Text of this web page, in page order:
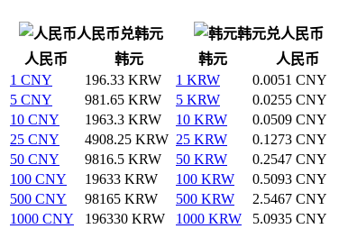
人民币兑韩元
韩元兑人民币
人民币
韩元 韩元
人民币
1 CNY
196.33 KRW 1 KRW
0.0051 CNY
5 CNY
981.65 KRW 5 KRW
0.0255 CNY
10 CNY
1963.3 KRW 10 KRW
0.0509 CNY
25 CNY
4908.25 KRW 25 KRW
0.1273 CNY
50 CNY
9816.5 KRW 50 KRW
0.2547 CNY
100 CNY
19633 KRW 100 KRW
0.5093 CNY
500 CNY
98165 KRW 500 KRW
2.5467 CNY
1000 CNY
196330 KRW 1000 KRW
5.0935 CNY